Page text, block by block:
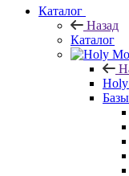
Каталог
Назад
Каталог
Базы